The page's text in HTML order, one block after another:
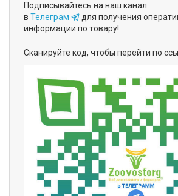
Подписывайтесь на наш канал
в Телеграм
для получения
информации по товару!
Сканируйте код, чтобы перейти по